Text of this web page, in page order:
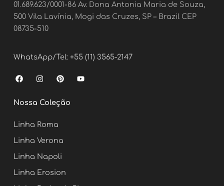
01.689.623/0001-86 Av. Dona Antonia Maria de Souza,
500 Vila Lavínia, Mogi das Cruzes, SP – Brazil CEP
08735-510
WhatsApp/Tel: +55 (11) 3565-2147
F
a
e
b
o
k
I
n
t
a
r
a
m
P
i
t
e
Y
o
Nossa Coleção
Linha Roma
Linha Verona
Linha Napoli
Linha Erosion